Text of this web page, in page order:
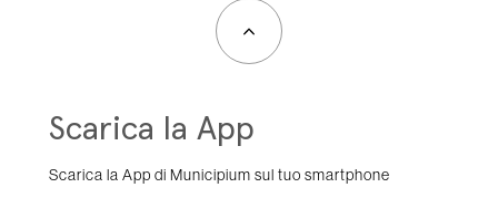
Scarica la App
Scarica la App di Municipium sul tuo smartphone